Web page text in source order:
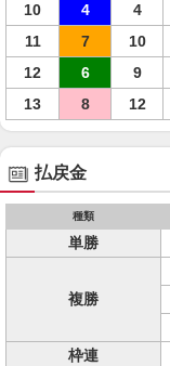
10
4 4
11
7 10
12
6 9
13
8 12
払戻金
種類
単勝
複勝
枠連